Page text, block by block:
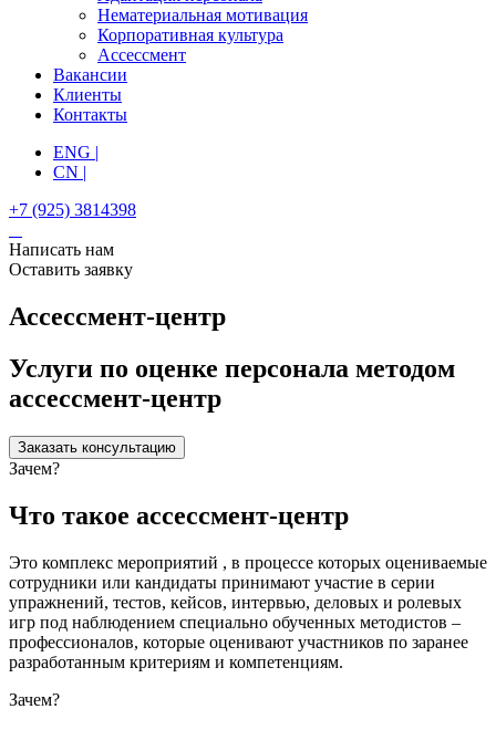
Нематериальная мотивация
Корпоративная культура
Ассессмент
Вакансии
Клиенты
Контакты
ENG |
CN |
+7 (925) 3814398
Написать нам
Оставить заявку
Ассессмент-центр
Услуги по оценке персонала методом
ассессмент-центр
Заказать консультацию
Зачем?
Что такое ассессмент-центр
Это комплекс мероприятий , в процессе которых оцениваемые
сотрудники или кандидаты принимают участие в серии
упражнений, тестов, кейсов, интервью, деловых и ролевых
игр под наблюдением специально обученных методистов –
профессионалов, которые оценивают участников по заранее
разработанным критериям и компетенциям.
Зачем?